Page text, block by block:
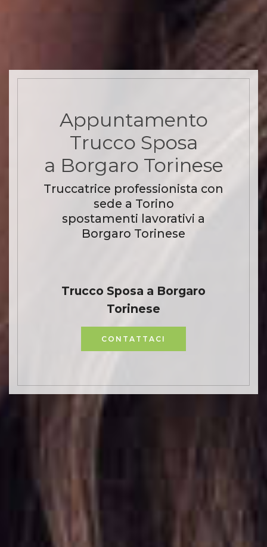
Appuntamento
Trucco Sposa
a Borgaro Torinese
Truccatrice professionista con
sede a Torino
spostamenti lavorativi a
Borgaro Torinese
Trucco Sposa a Borgaro
Torinese
CONTATTACI